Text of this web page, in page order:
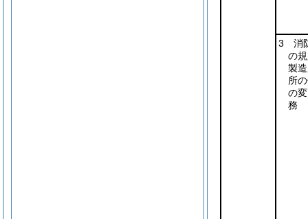
3 消
の
製
所
の
務